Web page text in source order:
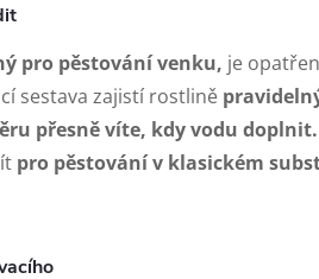
pro pěstování venku, je
sestava zajistí rostlině
přesně víte, kdy vodu doplnit.
pro pěstování v klasickém